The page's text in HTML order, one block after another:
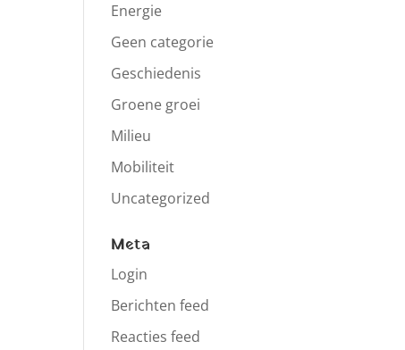
Energie
Geen categorie
Geschiedenis
Groene groei
Milieu
Mobiliteit
Uncategorized
Meta
Login
Berichten feed
Reacties feed